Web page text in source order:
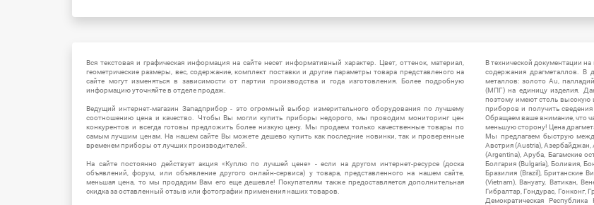
Вся текстовая и графическая информация на сайте несет информативный характер. Цвет, оттенок, материал,
геометрические размеры, вес, содержание, комплект поставки и другие параметры товара представленого на
сайте могут изменяться в зависимости от партии производства и года изготовления. Более подробную
информацию уточняйте в отделе продаж.
Ведущий интернет-магазин Западприбор - это огромный выбор измерительного оборудования по лучшему
соотношению цена и качество. Чтобы Вы могли купить приборы недорого, мы проводим мониторинг цен
конкурентов и всегда готовы предложить более низкую цену. Мы продаем только качественные товары по
самым лучшим ценам. На нашем сайте Вы можете дешево купить как последние новинки, так и проверенные
временем приборы от лучших производителей.
На сайте постоянно действует акция «Куплю по лучшей цене» - если на другом интернет-ресурсе (доска
объявлений, форум, или объявление другого онлайн-сервиса) у товара, представленного на нашем сайте,
меньшая цена, то мы продадим Вам его еще дешевле! Покупателям также предоставляется дополнительная
скидка за оставленный отзыв или фотографии применения наших товаров.
В технической документации
содержания драгметаллов. В
металлов: золото Au,
(МПГ) на единицу изделия.
поэтому имеют столь высокую
приборов и получить
Обращаем ваше внимание, что
меньшую сторону! Цена
Мы предлагаем быструю
Австрия (Austria), Азербайджан,
(Argentina), Аруба, Багамские
Болгария (Bulgaria), Боливия,
Бразилия (Brazil), Британские
(Vietnam), Вануату, Ватикан,
Гибралтар, Гондурас, Гонконг,
Демократическая